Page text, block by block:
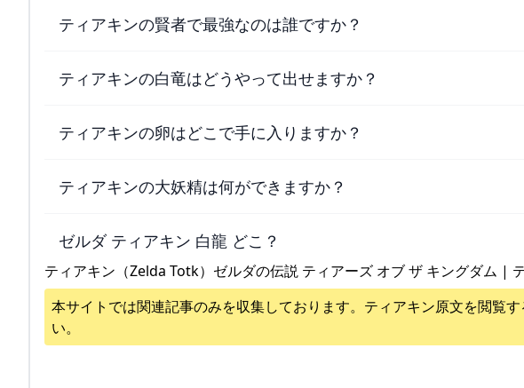
ティアキンの賢者で最強なのは誰ですか？
ティアキンの白竜はどうやって出せますか？
ティアキンの卵はどこで手に入りますか？
ティアキンの大妖精は何ができますか？
ゼルダ ティアキン 白龍 どこ？
ティアキン（Zelda Totk）ゼルダの伝説 ティアーズ オブ ザ キングダム |
本サイトでは関連記事のみを収集しております。 ティアキン原文を閲覧
い。